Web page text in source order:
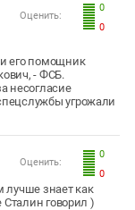
0
0
Оценить:
его помощник
- ФСБ.
несогласие
угрожали
0
0
Оценить:
лучше знает как
Сталин говорил )